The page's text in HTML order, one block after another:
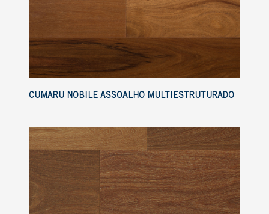
CUMARU NOBILE ASSOALHO MULTIESTRUTURADO